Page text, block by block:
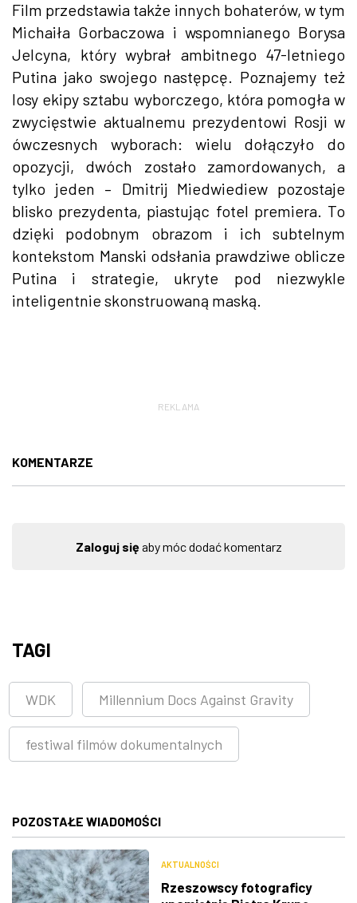
Film przedstawia także innych bohaterów, w tym
Michaiła Gorbaczowa i wspomnianego Borysa
Jelcyna, który wybrał ambitnego 47-letniego
Putina jako swojego następcę. Poznajemy też
losy ekipy sztabu wyborczego, która pomogła w
zwycięstwie aktualnemu prezydentowi Rosji w
ówczesnych wyborach: wielu dołączyło do
opozycji, dwóch zostało zamordowanych, a
tylko jeden – Dmitrij Miedwiediew pozostaje
blisko prezydenta, piastując fotel premiera. To
dzięki podobnym obrazom i ich subtelnym
kontekstom Manski odsłania prawdziwe oblicze
Putina i strategie, ukryte pod niezwykle
inteligentnie skonstruowaną maską.
REKLAMA
KOMENTARZE
Zaloguj sięaby móc dodać komentarz
TAGI
WDK Millennium Docs Against Gravity
festiwal filmów dokumentalnych
POZOSTAŁE WIADOMOŚCI
AKTUALNOŚCI
Rzeszowscy fotograficy